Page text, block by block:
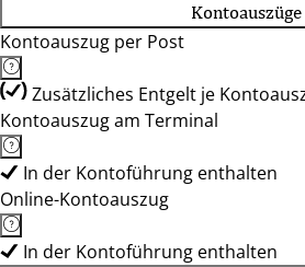
Kontoauszüge
Kontoauszug per Post
Zusätzliches Entgelt je
Kontoauszug am Terminal
In der Kontoführung enthalten
Online-Kontoauszug
In der Kontoführung enthalten